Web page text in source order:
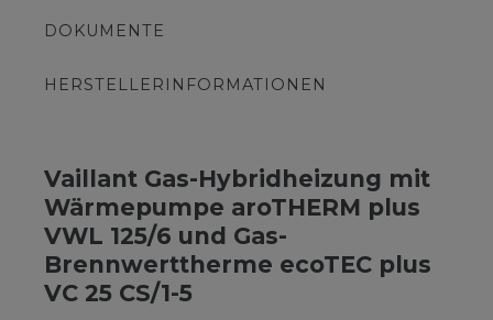
DOKUMENTE
HERSTELLERINFORMATIONEN
Vaillant Gas-Hybridheizung mit
Wärmepumpe aroTHERM plus
VWL 125/6 und Gas-
Brennwerttherme ecoTEC plus
VC 25 CS/1-5